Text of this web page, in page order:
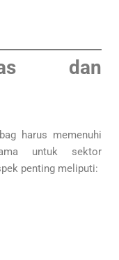
dan
harus memenuhi
untuk sektor
penting meliputi: